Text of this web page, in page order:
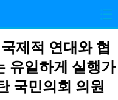
정치
포토
제적 연대와 협
유일하게 실행가
국민의회 의원